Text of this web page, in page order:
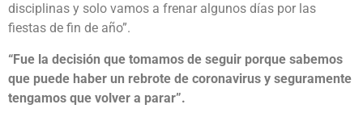
disciplinas y solo vamos a frenar algunos días por las
fiestas de fin de año”.
“Fue la decisión que tomamos de seguir porque sabemos
que puede haber un rebrote de coronavirus y seguramente
tengamos que volver a parar”.